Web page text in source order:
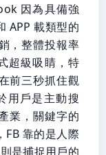
因為具備強
APP 載類型的
，整體投報率
超級吸睛，特
前三秒抓住觀
用戶是主動搜
業，關鍵字的
FB 靠的是人際
是捕捉用戶的